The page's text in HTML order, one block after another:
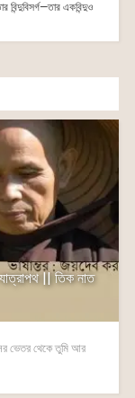
বিন্দুবিসর্গ—তার একবিন্দুও
|| তিক নাত
ভেতর থেকে তুমি আর